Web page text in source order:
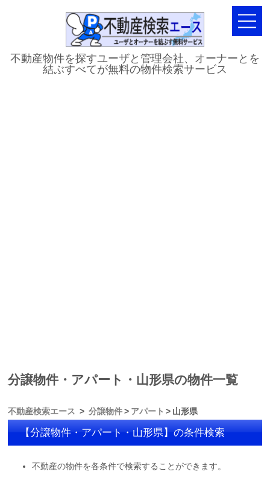
不動産物件を探すユーザと管理会社、オーナーとを
結ぶすべてが無料の物件検索サービス
分譲物件・アパート・山形県の物件一覧
不動産検索エース 分譲物件 アパート 山形県
【分譲物件・アパート・山形県】の条件検索
不動産の物件を各条件で検索することができます。